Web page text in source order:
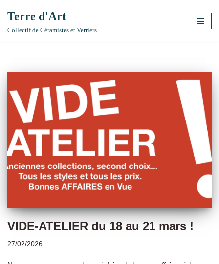
Aller
Terre d'Art
Collectif de Céramistes et Verriers
VIDE-ATELIER du 18 au 21 mars !
27/02/2026